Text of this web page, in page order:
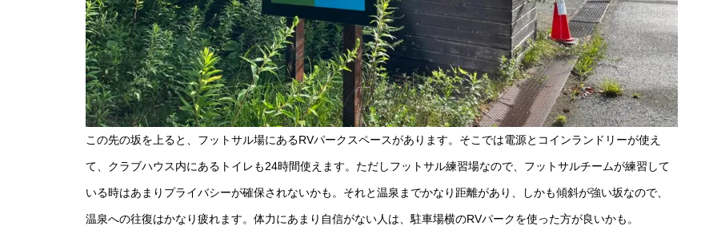
この先の坂を上ると、フットサル場にあるRVパークスペースがあります。そこでは電源とコインランドリーが使え
て、クラブハウス内にあるトイレも24時間使えます。ただしフットサル練習場なので、フットサルチームが練習して
いる時はあまりプライバシーが確保されないかも。それと温泉までかなり距離があり、しかも傾斜が強い坂なので、
温泉への往復はかなり疲れます。体力にあまり自信がない人は、駐車場横のRVパークを使った方が良いかも。